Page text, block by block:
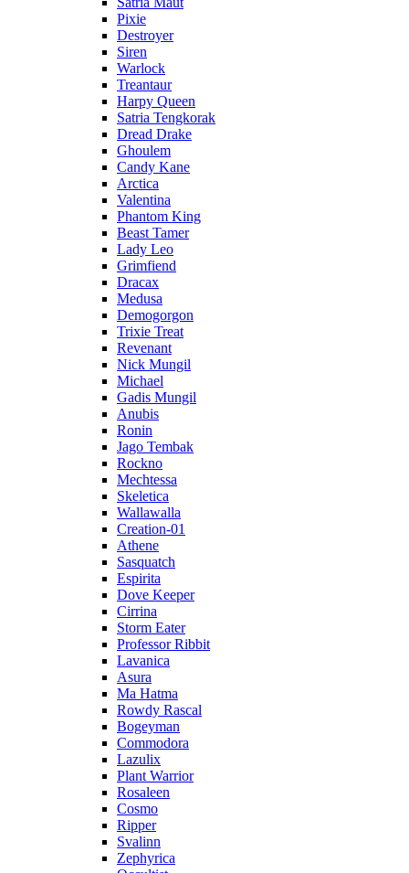
Pixie
Destroyer
Siren
Warlock
Treantaur
Harpy Queen
Satria Tengkorak
Dread Drake
Ghoulem
Candy Kane
Arctica
Valentina
Phantom King
Beast Tamer
Lady Leo
Grimfiend
Dracax
Medusa
Demogorgon
Trixie Treat
Revenant
Nick Mungil
Michael
Gadis Mungil
Anubis
Ronin
Jago Tembak
Rockno
Mechtessa
Skeletica
Wallawalla
Creation-01
Athene
Sasquatch
Espirita
Dove Keeper
Cirrina
Storm Eater
Professor Ribbit
Lavanica
Asura
Ma Hatma
Rowdy Rascal
Bogeyman
Commodora
Lazulix
Plant Warrior
Rosaleen
Cosmo
Ripper
Svalinn
Zephyrica